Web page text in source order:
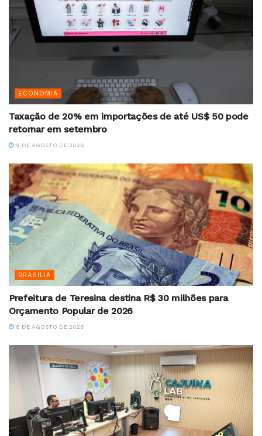
ECONOMIA
Taxação de 20% em importações de até US$ 50 pode
retornar em setembro
9 DE AGOSTO DE 2026
BRASILIA
Prefeitura de Teresina destina R$ 30 milhões para
Orçamento Popular de 2026
8 DE AGOSTO DE 2026